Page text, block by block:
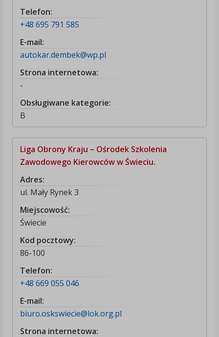
Telefon:
+48 695 791 585
E-mail:
autokar.dembek@wp.pl
Strona internetowa:
-
Obsługiwane kategorie:
B
Liga Obrony Kraju – Ośrodek Szkolenia
Zawodowego Kierowców w Świeciu.
Adres:
ul. Mały Rynek 3
Miejscowość:
Świecie
Kod pocztowy:
86-100
Telefon:
+48 669 055 046
E-mail:
biuro.oskswiecie@lok.org.pl
Strona internetowa: